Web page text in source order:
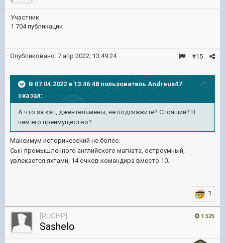
Участник
1 704 публикации
#15
Опубликовано: 7 апр 2022, 13:49:24
В 07.04.2022 в 13:46:48 пользователь Andreus47
сказал:
А что за кэп, джентельмены, не подскажите? Стоящий? В
чем его преимущество?
Максимум историчесский не более.
Сын промышленного английского магната, остроумный,
увлекается яхтами, 14 очков командира вместо 10.
1
1 525
[RUCHP]
Sashelo